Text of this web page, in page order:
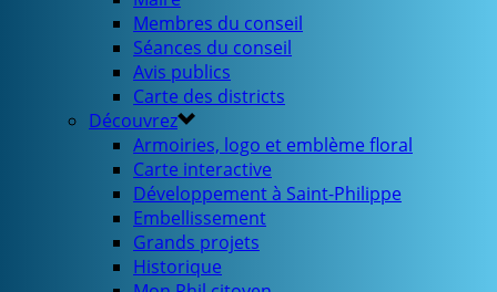
Membres du conseil
Séances du conseil
Avis publics
Carte des districts
Découvrez
Armoiries, logo et emblème floral
Carte interactive
Développement à Saint-Philippe
Embellissement
Grands projets
Historique